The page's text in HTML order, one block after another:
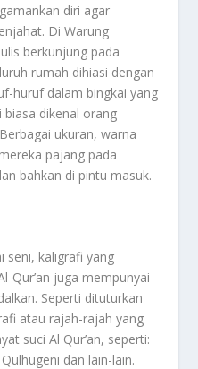
diri agar
Di Warung
berkunjung pada
rumah dihiasi dengan
huruf dalam bingkai yang
biasa dikenal orang
ukuran, warna
pajang pada
bahkan di pintu masuk.
seni, kaligrafi yang
Qur’an juga mempunyai
Seperti dituturkan
atau rajah-rajah yang
suci Al Qur’an, seperti:
dan lain-lain.